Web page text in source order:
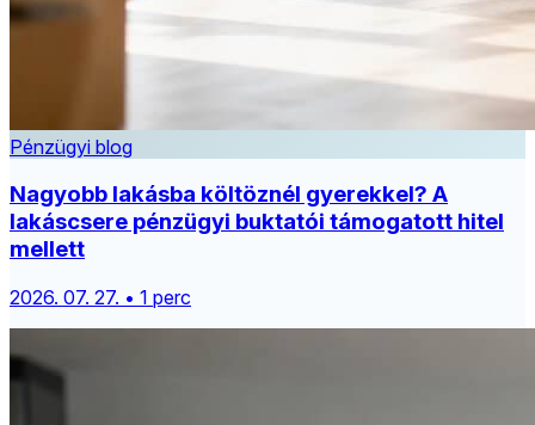
Pénzügyi blog
Nagyobb lakásba költöznél gyerekkel? A
lakáscsere pénzügyi buktatói támogatott hitel
mellett
2026. 07. 27. • 1 perc